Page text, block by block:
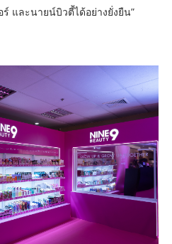
และนายน์บิวตี้ได้อย่างยั่งยืน”